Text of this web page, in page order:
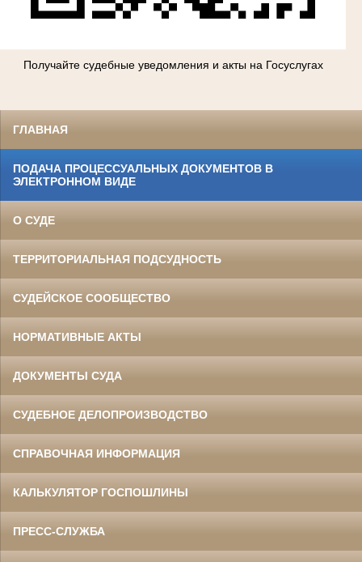
Получайте судебные уведомления и акты на Госуслугах
ГЛАВНАЯ
ПОДАЧА ПРОЦЕССУАЛЬНЫХ ДОКУМЕНТОВ В
ЭЛЕКТРОННОМ ВИДЕ
О СУДЕ
ТЕРРИТОРИАЛЬНАЯ ПОДСУДНОСТЬ
СУДЕЙСКОЕ СООБЩЕСТВО
НОРМАТИВНЫЕ АКТЫ
ДОКУМЕНТЫ СУДА
СУДЕБНОЕ ДЕЛОПРОИЗВОДСТВО
СПРАВОЧНАЯ ИНФОРМАЦИЯ
КАЛЬКУЛЯТОР ГОСПОШЛИНЫ
ПРЕСС-СЛУЖБА